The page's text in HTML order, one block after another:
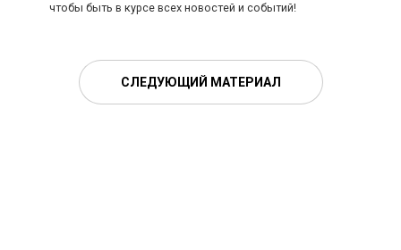
чтобы быть в курсе всех новостей и событий!
СЛЕДУЮЩИЙ МАТЕРИАЛ